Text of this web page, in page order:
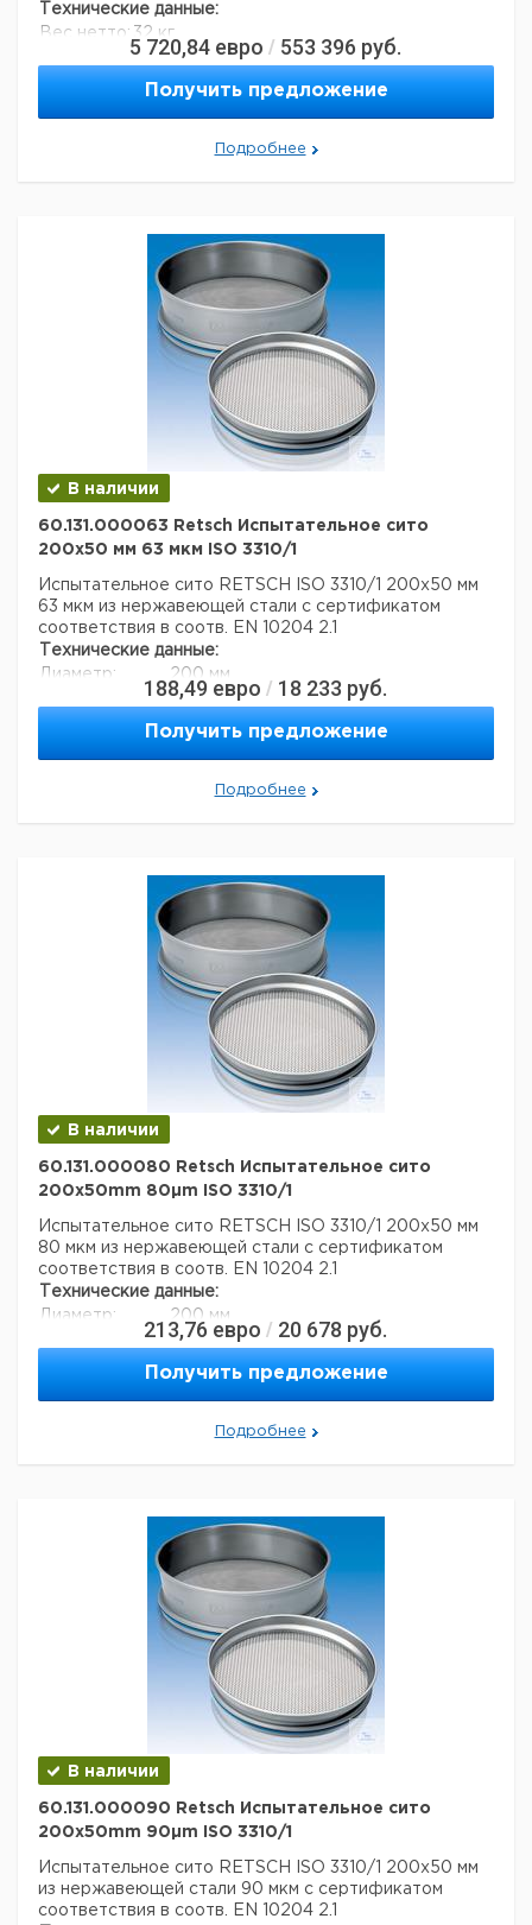
Технические данные:
Вес нетто: 32 кг
Данные для перевозки (реальные данные могут
отличаться)
5 720,84 евро / 553 396 руб.
Получить предложение
Подробнее
В наличии
60.131.000063 Retsch Испытательное сито
200x50 мм 63 мкм ISO 3310/1
Испытательное сито RETSCH ISO 3310/1 200x50 мм
63 мкм из нержавеющей стали с сертификатом
соответствия в соотв. EN 10204 2.1
Технические данные:
Диаметр:
200 мм
350 г
Высота:
50 мм
63 мкм
188,49 евро / 18 233 руб.
Получить предложение
Подробнее
В наличии
60.131.000080 Retsch Испытательное сито
200x50mm 80µm ISO 3310/1
Испытательное сито RETSCH ISO 3310/1 200x50 мм
80 мкм из нержавеющей стали с сертификатом
соответствия в соотв. EN 10204 2.1
Технические данные:
Диаметр:
200 мм
350 г
Высота:
50 мм
80 мкм
213,76 евро / 20 678 руб.
Получить предложение
Подробнее
В наличии
60.131.000090 Retsch Испытательное сито
200x50mm 90µm ISO 3310/1
Испытательное сито RETSCH ISO 3310/1 200x50 мм
из нержавеющей стали 90 мкм с сертификатом
соответствия в соотв. EN 10204 2.1